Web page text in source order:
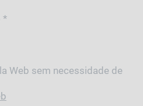
*
Web sem necessidade de